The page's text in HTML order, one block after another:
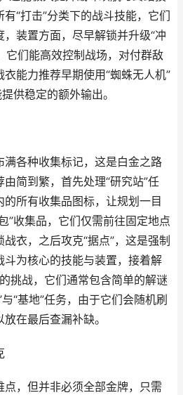
“打击”分类下的战斗技能，它们
装置方面，尽早解锁并升级“冲
它们能高效控制战场，对付群敌
能力推荐早期使用“蜘蛛无人机”
供稳定的额外输出。
各种收集标记，这是白金之路
简到繁，首先处理“研究站”任
所有收集品图标，让规划一目
”收集品，它们仅需前往固定地点
衣，之后攻克“据点”，这是强制
斗为核心的技能与装置，接着解
挑战，它们通常包含简单的解谜
“基地”任务，由于它们会随机刷
在最后查漏补缺。
，但并非必须全部金牌，只需